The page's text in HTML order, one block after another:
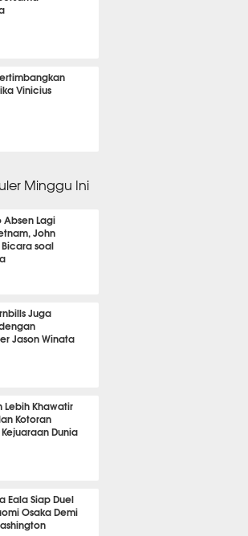
Vinicius
Minggu Ini
Lagi
John
soal
Juga
Jason Winata
Lebih Khawatir
Kotoran
Dunia
Eala Siap Duel
Osaka Demi